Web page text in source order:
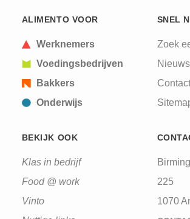
submissions.
ALIMENTO VOOR
Werknemers
Voedingsbedrijven
Bakkers
Onderwijs
SNEL
Zoek
Contact
BEKIJK OOK
Klas in bedrijf
Food @ work
Vinto
225
1070